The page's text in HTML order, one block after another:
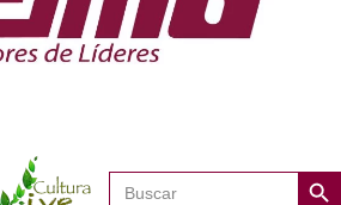
Buscar: Botón